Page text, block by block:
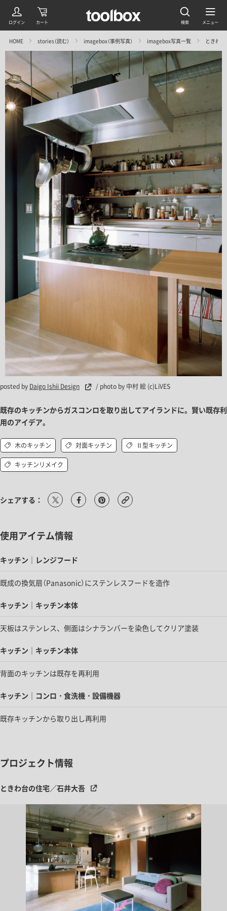
HOME stories（読む） imagebox（事例写真） imagebox写真一覧 ときわ
posted by Daigo Ishii Design / photo by 中村 絵 (c)LiVES
既存のキッチンからガスコンロを取り出してアイランドに。賢い既存利
用のアイデア。
木のキッチン 対面キッチン Ⅱ型キッチン
キッチンリメイク
シェアする：
使用アイテム情報
キッチン｜レンジフード
既成の換気扇（Panasonic）にステンレスフードを造作
キッチン｜キッチン本体
天板はステンレス、側面はシナランバーを染色してクリア塗装
キッチン｜キッチン本体
背面のキッチンは既存を再利用
キッチン｜コンロ・食洗機・設備機器
既存キッチンから取り出し再利用
プロジェクト情報
ときわ台の住宅／石井大吾